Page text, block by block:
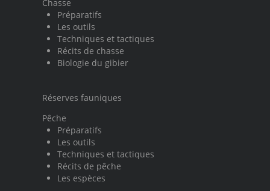
Chasse
Préparatifs
Les outils
Techniques et tactiques
Récits de chasse
Biologie du gibier
Réserves fauniques
Pêche
Préparatifs
Les outils
Techniques et tactiques
Récits de pêche
Les espèces